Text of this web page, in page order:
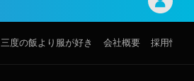
三度の飯より服が好き 会社概要 採用情報